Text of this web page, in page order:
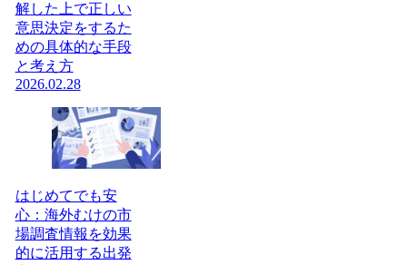
解した上で正しい
意思決定をするた
めの具体的な手段
と考え方
2026.02.28
はじめてでも安
心：海外むけの市
場調査情報を効果
的に活用する出発